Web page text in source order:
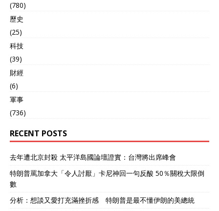
(780)
歷史
(25)
科技
(39)
財經
(6)
軍事
(736)
RECENT POSTS
去年遭北京封殺 太平洋島國論壇證實：台灣將出席峰會
特朗普罵加拿大「令人討厭」卡尼神回一句反酸 50％關稅大限倒
數
分析：想談又愛打充滿挫折感 特朗普是最不懂伊朗的美總統